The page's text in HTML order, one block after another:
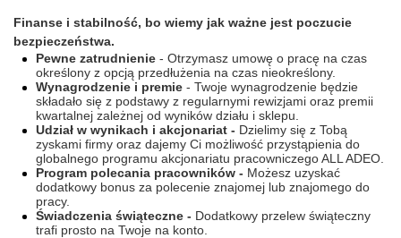
Finanse i stabilność, bo wiemy jak ważne jest poczucie
bezpieczeństwa.
Pewne zatrudnienie - Otrzymasz umowę o pracę na czas
określony z opcją przedłużenia na czas nieokreślony.
Wynagrodzenie i premie - Twoje wynagrodzenie będzie
składało się z podstawy z regularnymi rewizjami oraz premii
kwartalnej zależnej od wyników działu i sklepu.
Udział w wynikach i akcjonariat - Dzielimy się z Tobą
zyskami firmy oraz dajemy Ci możliwość przystąpienia do
globalnego programu akcjonariatu pracowniczego ALL ADEO.
Program polecania pracowników - Możesz uzyskać
dodatkowy bonus za polecenie znajomej lub znajomego do
pracy.
Świadczenia świąteczne - Dodatkowy przelew świąteczny
trafi prosto na Twoje na konto.